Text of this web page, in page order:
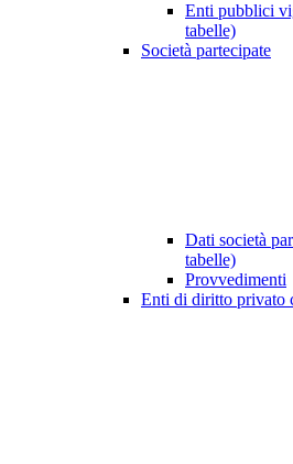
Enti pubblici
tabelle)
Società partecipate
Dati società
tabelle)
Provvedimenti
Enti di diritto privato